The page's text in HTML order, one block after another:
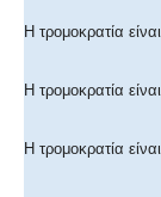
Η τρομοκρατία
Η τρομοκρατία
Η τρομοκρατία